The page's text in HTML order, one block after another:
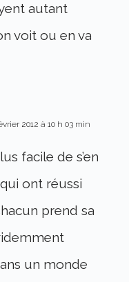
autant
voit ou en va
2012 à 10 h 03 min
facile de s’en
ont réussi
prend sa
un monde